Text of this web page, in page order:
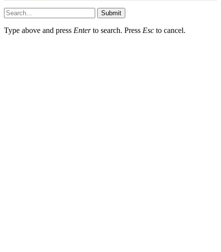
Submit
Type above and press Enterto search. Press Esc to cancel.